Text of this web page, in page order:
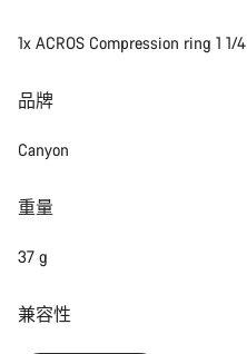
1x ACROS Compression ring 1 1/4
品牌
Canyon
重量
37 g
兼容性
您需要帮助吗？